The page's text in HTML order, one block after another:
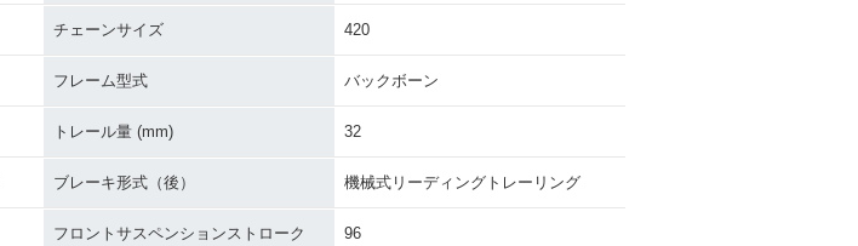
チェーンサイズ 420
フレーム型式 バックボーン
トレール量 (mm) 32
ブレーキ形式（後） 機械式リーディングトレーリング
フロントサスペンションストローク
96